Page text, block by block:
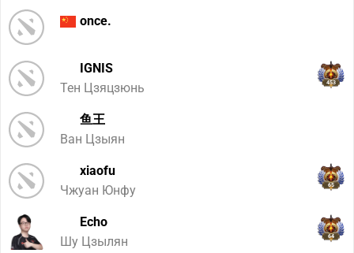
once.
IGNIS
Тен Цзяцзюнь
453
鱼王
Ван Цзыян
xiaofu
Чжуан Юнфу
65
Echo
Шу Цзылян
64